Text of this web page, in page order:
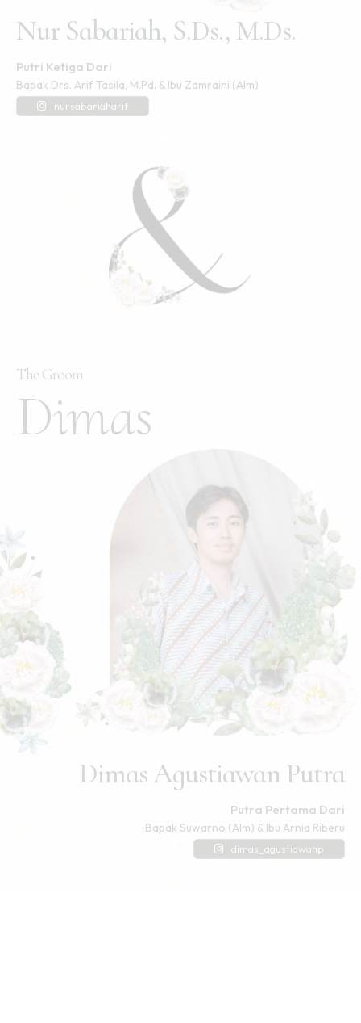
Nur Sabariah, S.Ds., M.Ds.
Putri Ketiga Dari
Bapak Drs. Arif Tasila, M.Pd. & Ibu Zamraini (Alm)
nursabariaharif
The Groom
Dimas
Dimas Agustiawan Putra
Putra Pertama Dari
Bapak Suwarno (Alm) & Ibu Arnia Riberu
dimas_agustiawanp